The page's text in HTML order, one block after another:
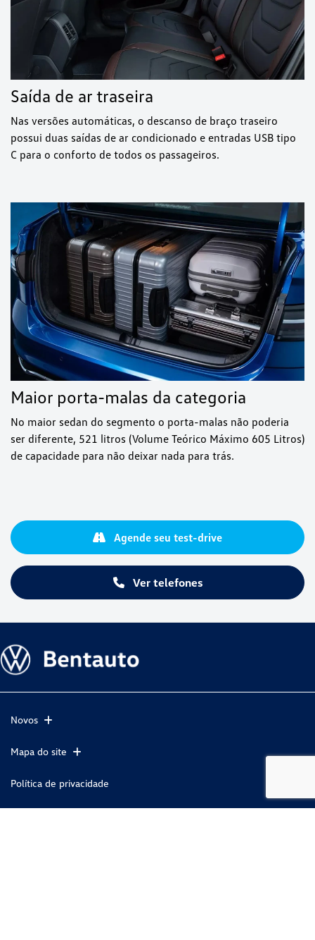
Saída de ar traseira
Nas versões automáticas, o descanso de braço traseiro
possui duas saídas de ar condicionado e entradas USB tipo
C para o conforto de todos os passageiros.
Maior porta-malas da categoria
No maior sedan do segmento o porta-malas não poderia
ser diferente, 521 litros (Volume Teórico Máximo 605 Litros)
de capacidade para não deixar nada para trás.
Ver telefones
Agende seu test-drive
Novos
Mapa do site
Política de privacidade